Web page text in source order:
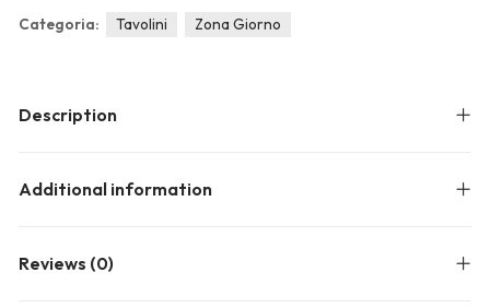
Description
Additional information
Reviews (0)
Categoria: Tavolini Zona Giorno